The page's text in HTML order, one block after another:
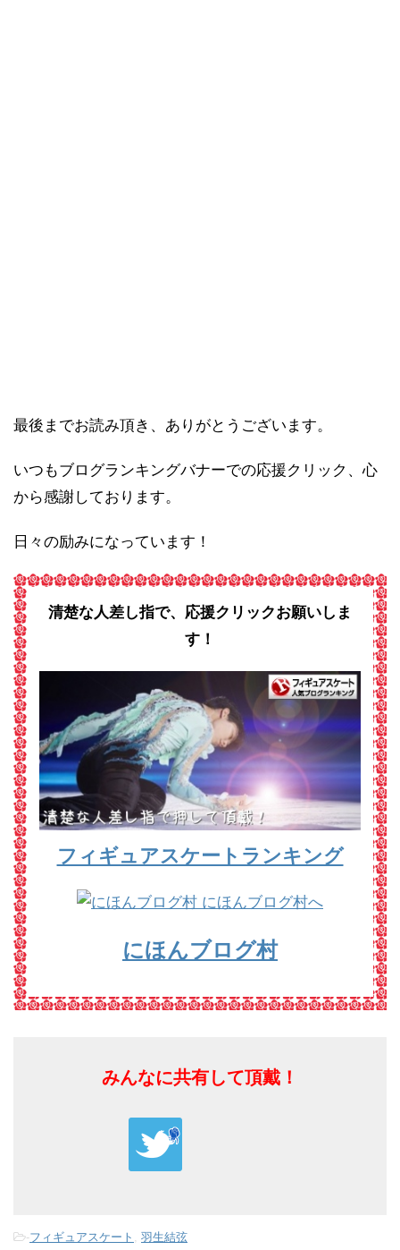
最後までお読み頂き、ありがとうございます。
いつもブログランキングバナーでの応援クリック、心
から感謝しております。
日々の励みになっています！
清楚な人差し指で、応援クリックお願いしま
す！
フィギュアスケートランキング
にほんブログ村
みんなに共有して頂戴！
-フィギュアスケート , 羽生結弦